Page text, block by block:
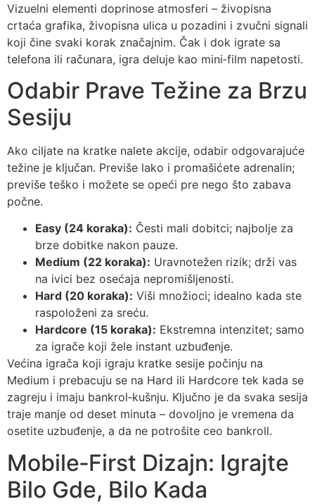
Vizuelni elementi doprinose atmosferi – živopisna
crtaća grafika, živopisna ulica u pozadini i zvučni signali
koji čine svaki korak značajnim. Čak i dok igrate sa
telefona ili računara, igra deluje kao mini‑film napetosti.
Odabir Prave Težine za Brzu
Sesiju
Ako ciljate na kratke nalete akcije, odabir odgovarajuće
težine je ključan. Previše lako i promašićete adrenalin;
previše teško i možete se opeći pre nego što zabava
počne.
Easy (24 koraka): Česti mali dobitci; najbolje za
brze dobitke nakon pauze.
Medium (22 koraka): Uravnotežen rizik; drži vas
na ivici bez osećaja nepromišljenosti.
Hard (20 koraka): Viši množioci; idealno kada ste
raspoloženi za sreću.
Hardcore (15 koraka): Ekstremna intenzitet; samo
za igrače koji žele instant uzbuđenje.
Većina igrača koji igraju kratke sesije počinju na
Medium i prebacuju se na Hard ili Hardcore tek kada se
zagreju i imaju bankrol‑kušnju. Ključno je da svaka sesija
traje manje od deset minuta – dovoljno je vremena da
osetite uzbuđenje, a da ne potrošite ceo bankroll.
Mobile‑First Dizajn: Igrajte
Bilo Gde, Bilo Kada